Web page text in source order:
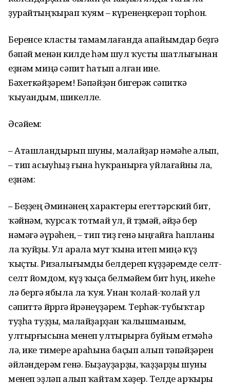
ҙурайтыңҡырап ҡуям – күренеңкерәп торһон.
Беренсе класты тамамлағанда апайымдар беҙгә
бәпәй менән килде һәм шул ҡусты шатлығынан
еҙнәм миңә сәпит һатып алған ине.
Бәхеткәйҙәрем! Бәпәйҙән бигерәк сәпиткә
ҡыуандым, шикелле.
Әсәйем:
– Аташландырып шуны, малайҙар нәмәһе алып,
– тип асыуһыҙ ғына һуҡранырға уйлағайны ла,
еҙнәм:
– Беҙҙең Әминәнең характеры егеттәрский бит,
ҡәйнәм, ҡурсаҡ тотмай ул, өй төҙөмәй, әйҙә бер
нәмәгә әүрәһен, – тип тиҙ генә ыңғайға һапланы
ла ҡуйҙы. Ул арала мут ҡына итеп миңә күҙ
ҡыҫты. Ризалығымды белдереп күҙҙәремде селт-
селт йомдом, күҙ ҡыҫа белмәйем бит һуң, икеһе
лә бергә ябыла ла ҡуя. Унан ҡолай-ҡолай ул
сәпиттә йөрөргә өйрәнеүҙәрем. Терһәк-тубыҡтар
туҙһа туҙҙы, малайҙарҙан ҡалышманым,
ултырғысына менеп ултырырға буйым етмәһә
лә, ике тимере араһына баҫып алып тәпәйҙәрен
әйләндерәм генә. Быҙауҙарҙы, ҡаҙҙарҙы шуны
менеп эҙләп алып ҡайтам хәҙер. Телде арҡыры